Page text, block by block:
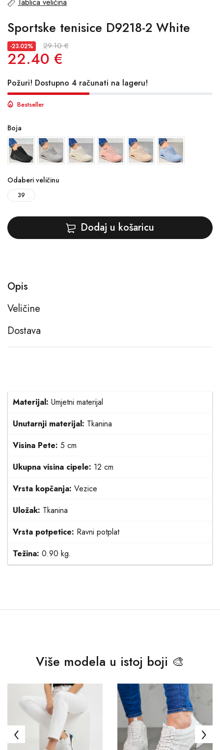
Sportske tenisice D9218-2 White
-23.02% 29.10 €
22.40 €
Požuri! Dostupno 4 računati na lageru!
Bestseller
Boja
Odaberi veličinu
39
Dodaj u košaricu
Opis
Veličine
Dostava
Materijal: Umjetni materijal
Unutarnji materijal: Tkanina
Visina Pete: 5 cm
Ukupna visina cipele: 12 cm
Vrsta kopčanja: Vezice
Uložak: Tkanina
Vrsta potpetice: Ravni potplat
Težina: 0.90 kg.
Više modela u istoj boji 🎨